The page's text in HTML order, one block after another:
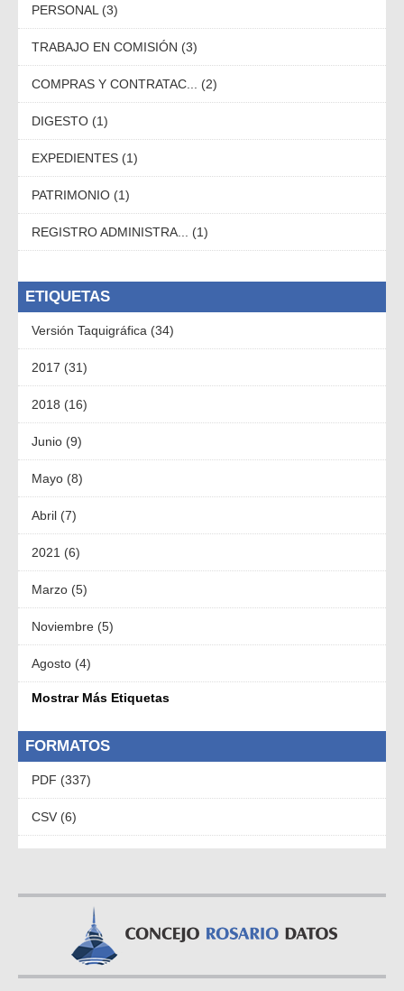
PERSONAL (3)
TRABAJO EN COMISIÓN (3)
COMPRAS Y CONTRATAC... (2)
DIGESTO (1)
EXPEDIENTES (1)
PATRIMONIO (1)
REGISTRO ADMINISTRA... (1)
ETIQUETAS
Versión Taquigráfica (34)
2017 (31)
2018 (16)
Junio (9)
Mayo (8)
Abril (7)
2021 (6)
Marzo (5)
Noviembre (5)
Agosto (4)
Mostrar Más Etiquetas
FORMATOS
PDF (337)
CSV (6)